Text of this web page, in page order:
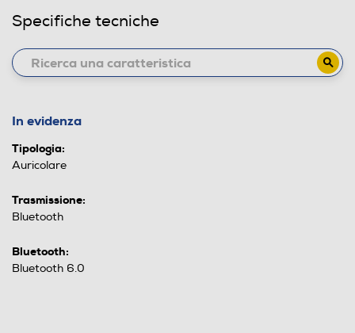
Specifiche tecniche
In evidenza
Tipologia:
Auricolare
Trasmissione:
Bluetooth
Bluetooth:
Bluetooth 6.0